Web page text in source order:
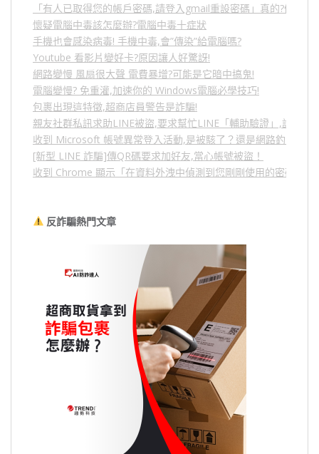
「有人已取得您的帳戶密碼,請登入gmail重設密碼」真的?假的?5
懷疑電腦中毒該怎麼辦?電腦中毒十症狀
手機也會感染病毒! 手機中毒,會”傳染”給電腦嗎?
Youtube 看影片變好卡?原因讓人好驚訝!
網路變慢 風扇很大聲 電費暴增?可能是它暗中搞鬼!
電腦變慢? 免重灌,加速你的 Windows電腦必學技巧!
包裹出現這特徵,超商店員警告是詐騙!
親友社群私訊求助LINE被盜,要求幫忙LINE「輔助驗證」,詐騙
收到 Microsoft 帳號異常登入活動,是被駭了？還是網路釣魚？
[新型 LINE 詐騙]傳QR碼要求加好友,當心帳號被盜！
收到 Chrome 顯示「在資料外洩中偵測到您剛剛使用的密碼」
反詐騙熱門文章